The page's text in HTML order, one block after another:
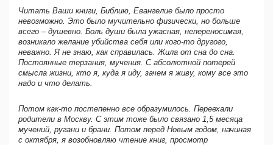
Читать Ваши книги, Библию, Евангелие было просто
невозможно. Это было мучительно физически, но больше
всего – душевно. Боль души была ужасная, непереносимая,
возникало желание убийства себя или кого-то другого,
неважно. Я не знаю, как справилась. Жила от сна до сна.
Постоянные терзания, мучения. С абсолютной потерей
смысла жизни, кто я, куда я иду, зачем я живу, кому все это
надо и что делать.
Потом как-то постепенно все образумилось. Переехали
родители в Москву. С этим тоже было связано 1,5 месяца
мучений, ругани и брани. Потом перед Новым годом, начиная
с октября, я возобновляю чтение книг, просмотр